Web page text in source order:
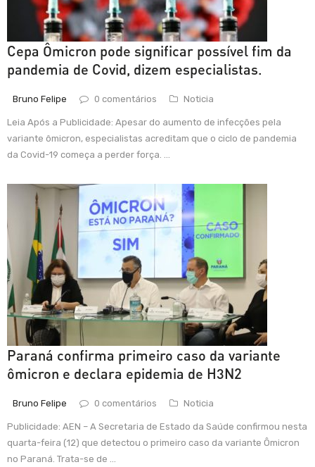
Cepa Ômicron pode significar possível fim da
pandemia de Covid, dizem especialistas.
Bruno Felipe 0 comentários Noticia
Leia Após a Publicidade: Apesar do aumento de infecções pela
variante ômicron, especialistas acreditam que o ciclo de pandemia
da Covid-19 começa a perder força. ...
Paraná confirma primeiro caso da variante
ômicron e declara epidemia de H3N2
Bruno Felipe 0 comentários Noticia
Publicidade: AEN – A Secretaria de Estado da Saúde confirmou nesta
quarta-feira (12) que detectou o primeiro caso da variante Ômicron
no Paraná. Trata-se de ...